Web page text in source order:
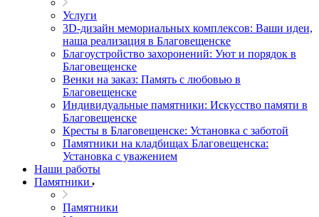
Услуги
3D-дизайн мемориальных комплексов: Ваши идеи,
наша реализация в Благовещенске
Благоустройство захоронений: Уют и порядок в
Благовещенске
Венки на заказ: Память с любовью в
Благовещенске
Индивидуальные памятники: Искусство памяти в
Благовещенске
Кресты в Благовещенске: Установка с заботой
Памятники на кладбищах Благовещенска:
Установка с уважением
Наши работы
Памятники
Памятники